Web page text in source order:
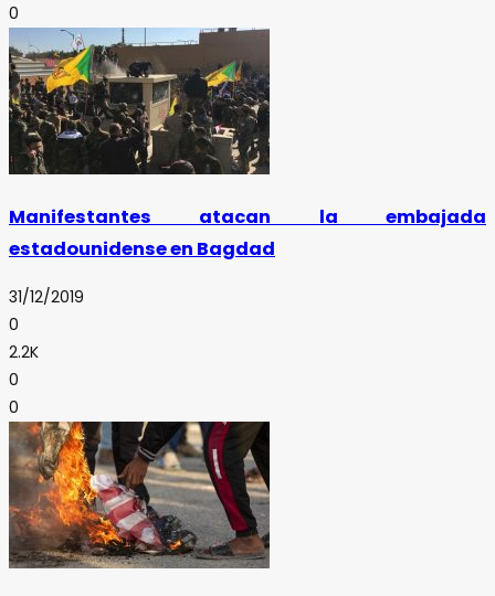
0
Manifestantes atacan la embajada
estadounidense en Bagdad
31/12/2019
0
2.2K
0
0